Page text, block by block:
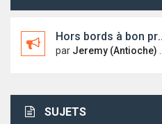
Hors bords à bon prix!
par Jeremy (Antioche)
SUJETS